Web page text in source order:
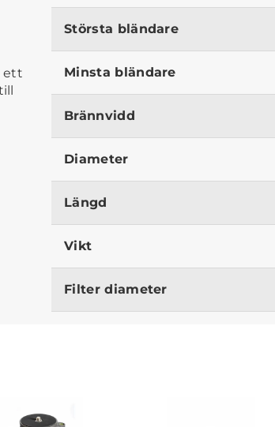
ett
Största bländare
Minsta bländare
Brännvidd
Diameter
Längd
Vikt
Filter diameter